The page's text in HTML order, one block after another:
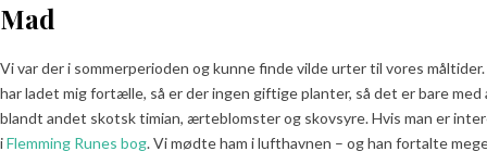
Mad
Vi var der i sommerperioden og kunne finde vilde urter til vores
har ladet mig fortælle, så er der ingen giftige planter, så det er bare
blandt andet skotsk timian, ærteblomster og skovsyre. Hvis man er
iFlemming Runes bog. Vi mødte ham i lufthavnen – og han fortalte